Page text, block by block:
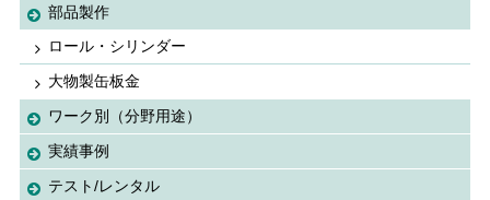
部品製作
ロール・シリンダー
大物製缶板金
ワーク別（分野用途）
実績事例
テスト/レンタル